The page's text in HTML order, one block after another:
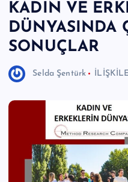
KADIN VE
DÜNYASINDA
SONUÇLAR
Selda Şentürk